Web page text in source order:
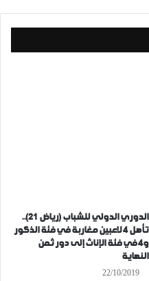
الدوري الدولي للشباب (رياض 21)..
تأهل 4 لاعبين مغاربة في فئة الذكور
و4 في فئة الإناث إلى دور ثمن
النهاية
22/10/2019